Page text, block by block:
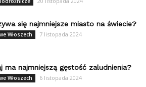
się najmniejsze miasto na świecie?
Włoszech 7 listopada 2024
ma najmniejszą gęstość zaludnienia?
Włoszech 6 listopada 2024